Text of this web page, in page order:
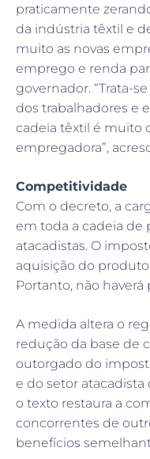
praticamente
da indústria têxtil e
muito as novas
emprego e renda
governador. “Trata-
dos trabalhadores e
cadeia têxtil é muito
empregadora”,
Competitividade
Com o decreto, a
em toda a cadeia de
atacadistas. O
aquisição do
Portanto, não haverá
A medida altera o
redução da base de
outorgado do
e do setor atacadista
o texto restaura a
concorrentes de
benefícios